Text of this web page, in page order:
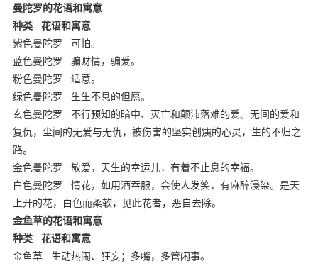
曼陀罗的花语和寓意
种类
花语和寓意
紫色曼陀罗
可怕。
蓝色曼陀罗
骗财情，骗爱。
粉色曼陀罗
适意。
绿色曼陀罗
生生不息的但愿。
玄色曼陀罗
不行预知的暗中、灭亡和颠沛落难的爱。无间的爱和
复仇，尘间的无爱与无仇，被伤害的坚实创痍的心灵，生的不归之
路。
金色曼陀罗
敬爱，天生的幸运儿，有着不止息的幸福。
白色曼陀罗
情花，如用酒吞服，会使人发笑，有麻醉浸染。是天
上开的花，白色而柔软，见此花者，恶自去除。
金鱼草的花语和寓意
种类
花语和寓意
金鱼草
生动热闹、狂妄；多嘴，多管闲事。